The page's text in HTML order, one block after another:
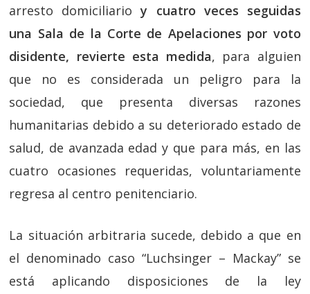
arresto domiciliarioy cuatro veces seguidas
una Sala de la Corte de Apelaciones por voto
disidente, revierte esta medida, para alguien
que no es considerada un peligro para la
sociedad, que presenta diversas razones
humanitarias debido a su deteriorado estado de
salud, de avanzada edad y que para más, en las
cuatro ocasiones requeridas, voluntariamente
regresa al centro penitenciario.
La situación arbitraria sucede, debido a que en
el denominado caso “Luchsinger – Mackay” se
está aplicando disposiciones de la ley